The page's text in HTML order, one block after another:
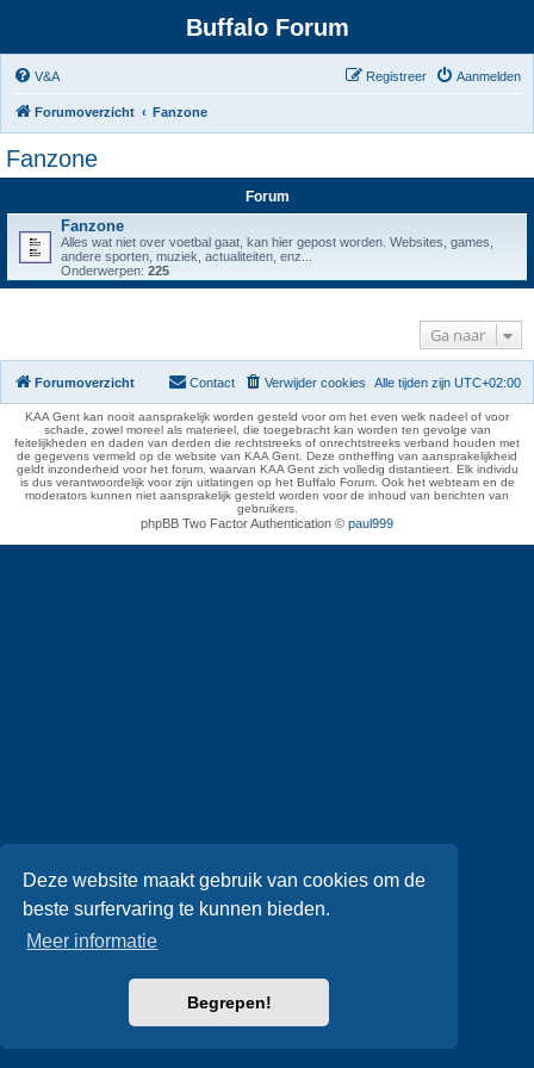
Deze website maakt gebruik van cookies om de
beste surfervaring te kunnen bieden.
Meer informatie
Begrepen!
Buffalo Forum
V&A Aanmelden
Registreer
Forumoverzicht Fanzone
Fanzone
Forum
Fanzone
Alles wat niet over voetbal gaat, kan hier gepost worden. Websites, games,
andere sporten, muziek, actualiteiten, enz...
Onderwerpen: 225
Ga naar
Forumoverzicht Alle tijden zijn UTC+02:00
Verwijder cookies
Contact
KAA Gent kan nooit aansprakelijk worden gesteld voor om het even welk nadeel of voor
schade, zowel moreel als materieel, die toegebracht kan worden ten gevolge van
feitelijkheden en daden van derden die rechtstreeks of onrechtstreeks verband houden met
de gegevens vermeld op de website van KAA Gent. Deze ontheffing van aansprakelijkheid
geldt inzonderheid voor het forum, waarvan KAA Gent zich volledig distantieert. Elk individu
is dus verantwoordelijk voor zijn uitlatingen op het Buffalo Forum. Ook het webteam en de
moderators kunnen niet aansprakelijk gesteld worden voor de inhoud van berichten van
gebruikers.
phpBB Two Factor Authentication © paul999